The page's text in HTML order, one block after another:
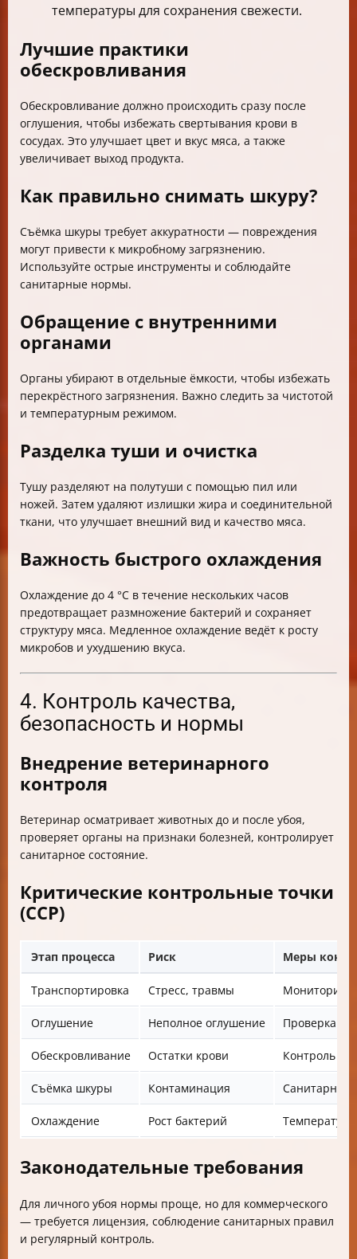
температуры для сохранения свежести.
Лучшие практики
обескровливания
Обескровливание должно происходить сразу после
оглушения, чтобы избежать свертывания крови в
сосудах. Это улучшает цвет и вкус мяса, а также
увеличивает выход продукта.
Как правильно снимать шкуру?
Съёмка шкуры требует аккуратности — повреждения
могут привести к микробному загрязнению.
Используйте острые инструменты и соблюдайте
санитарные нормы.
Обращение с внутренними
органами
Органы убирают в отдельные ёмкости, чтобы избежать
перекрёстного загрязнения. Важно следить за чистотой
и температурным режимом.
Разделка туши и очистка
Тушу разделяют на полутуши с помощью пил или
ножей. Затем удаляют излишки жира и соединительной
ткани, что улучшает внешний вид и качество мяса.
Важность быстрого охлаждения
Охлаждение до 4 °C в течение нескольких часов
предотвращает размножение бактерий и сохраняет
структуру мяса. Медленное охлаждение ведёт к росту
микробов и ухудшению вкуса.
4. Контроль качества,
безопасность и нормы
Внедрение ветеринарного
контроля
Ветеринар осматривает животных до и после убоя,
проверяет органы на признаки болезней, контролирует
санитарное состояние.
Критические контрольные точки
(CCP)
Этап процесса Риск Меры
Транспортировка Стресс, травмы Мониторинг
Оглушение Неполное оглушение Проверка
Обескровливание Остатки крови Контроль
Съёмка шкуры Контаминация Санитарные
Охлаждение Рост бактерий
Законодательные требования
Для личного убоя нормы проще, но для коммерческого
— требуется лицензия, соблюдение санитарных правил
и регулярный контроль.